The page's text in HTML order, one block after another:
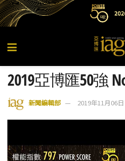
2019亞博匯50強
新聞編輯部 2019年11月06